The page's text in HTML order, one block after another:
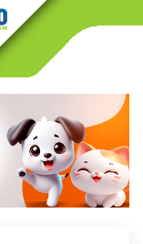
v
g
t
i
o
n